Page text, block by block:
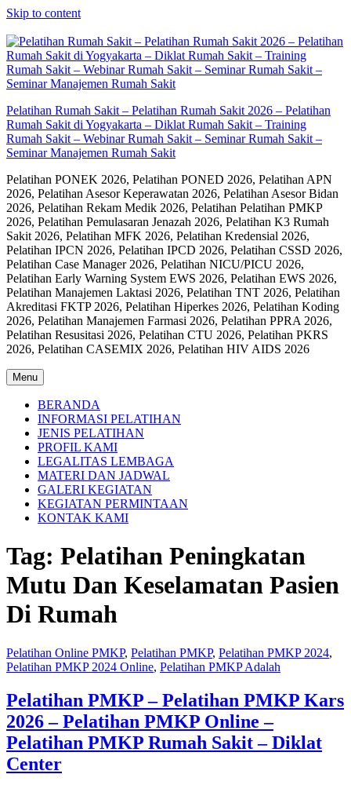
Skip to content
Pelatihan Rumah Sakit – Pelatihan Rumah Sakit 2026 – Pelatihan
Rumah Sakit di Yogyakarta – Diklat Rumah Sakit – Training
Rumah Sakit – Webinar Rumah Sakit – Seminar Rumah Sakit –
Seminar Manajemen Rumah Sakit
Pelatihan PONEK 2026, Pelatihan PONED 2026, Pelatihan APN
2026, Pelatihan Asesor Keperawatan 2026, Pelatihan Asesor Bidan
2026, Pelatihan Rekam Medik 2026, Pelatihan Pelatihan PMKP
2026, Pelatihan Pemulasaran Jenazah 2026, Pelatihan K3 Rumah
Sakit 2026, Pelatihan MFK 2026, Pelatihan Kredensial 2026,
Pelatihan IPCN 2026, Pelatihan IPCD 2026, Pelatihan CSSD 2026,
Pelatihan Case Manager 2026, Pelatihan NICU/PICU 2026,
Pelatihan Early Warning System EWS 2026, Pelatihan EWS 2026,
Pelatihan Manajemen Laktasi 2026, Pelatihan TNT 2026, Pelatihan
Akreditasi FKTP 2026, Pelatihan Hiperkes 2026, Pelatihan Koding
2026, Pelatihan Manajemen Farmasi 2026, Pelatihan PPRA 2026,
Pelatihan Resusitasi 2026, Pelatihan CTU 2026, Pelatihan PKRS
2026, Pelatihan CASEMIX 2026, Pelatihan HIV AIDS 2026
Menu
BERANDA
INFORMASI PELATIHAN
JENIS PELATIHAN
PROFIL KAMI
LEGALITAS LEMBAGA
MATERI DAN JADWAL
GALERI KEGIATAN
KEGIATAN PERMINTAAN
KONTAK KAMI
Tag: Pelatihan Peningkatan
Mutu Dan Keselamatan Pasien
Di Rumah
Pelatihan Online PMKP, Pelatihan PMKP, Pelatihan PMKP 2024,
Pelatihan PMKP 2024 Online, Pelatihan PMKP Adalah
Pelatihan PMKP – Pelatihan PMKP Kars
2026 – Pelatihan PMKP Online –
Pelatihan PMKP Rumah Sakit – Diklat
Center